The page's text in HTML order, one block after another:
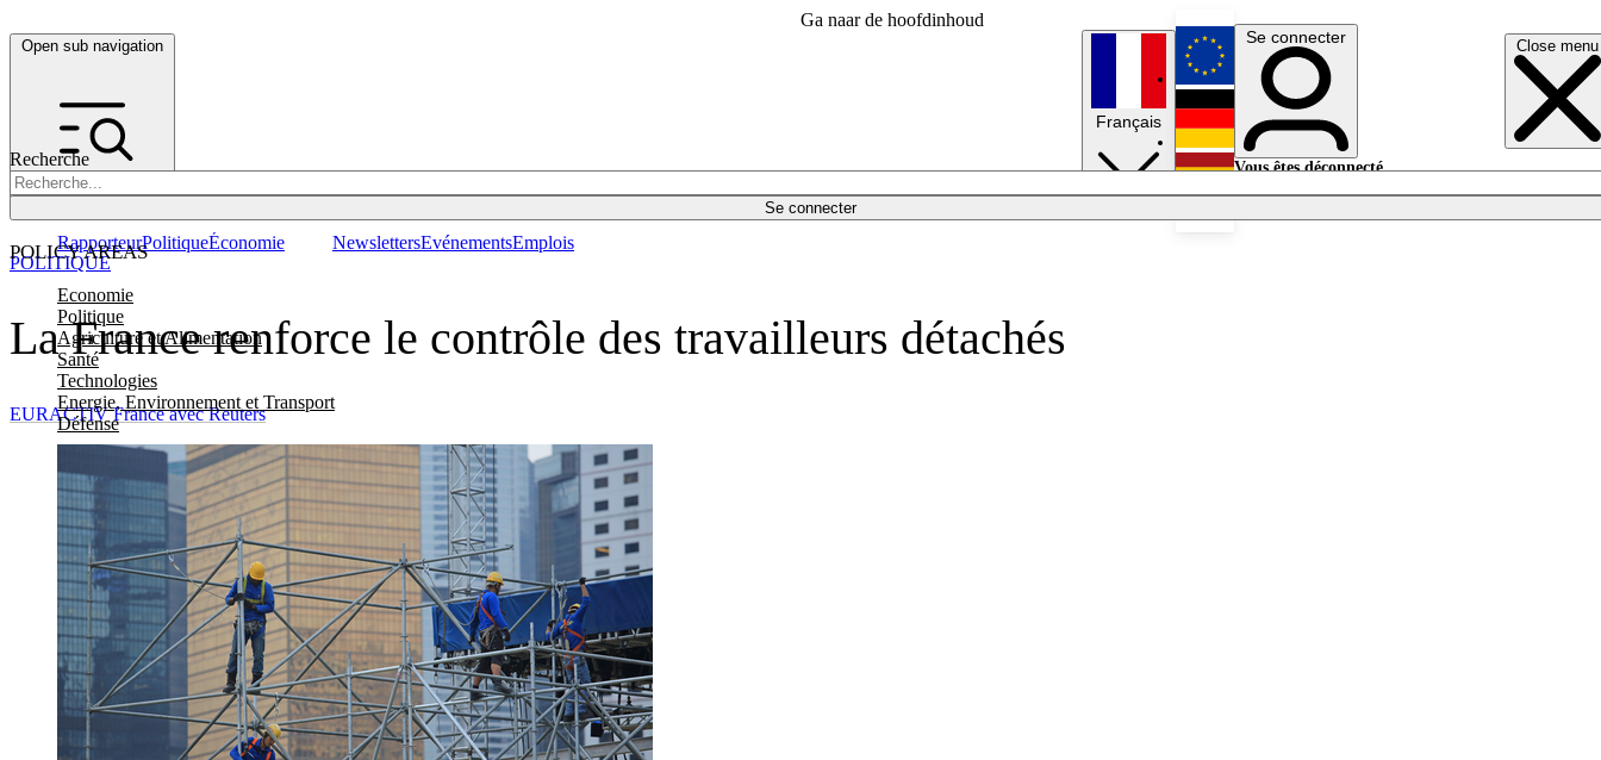
Ga naar de hoofdinhoud
Open sub navigation Close menu
Recherche
Se connecter
POLICY AREAS
Economie
Politique
Agriculture et Alimentation
Santé
Technologies
Energie, Environnement et Transport
Défense
RapporteurPolitiqueÉconomie NewslettersEvénementsEmplois
Français
English
Deutsch
Se connecter
Vous êtes déconnecté.
La France renforce le contrôle des travailleurs détachés
POLITIQUE
EURACTIV France avec Reuters